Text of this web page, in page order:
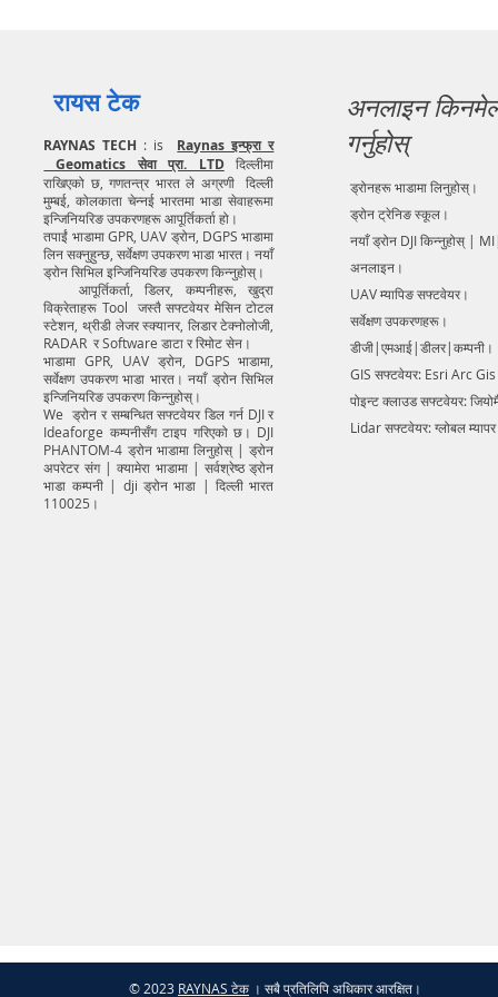
रायस टेक
RAYNAS TECH : is Raynas इन्फ्रा र
Geomatics सेवा प्रा. LTDदिल्लीमा
राखिएको छ, गणतन्त्र भारत ले अग्रणी दिल्ली
मुम्बई, कोलकाता चेन्नई भारतमा भाडा सेवाहरूमा
इन्जिनियरिङ उपकरणहरू आपूर्तिकर्ता हो।
तपाईं भाडामा GPR, UAV ड्रोन, DGPS भाडामा
लिन सक्नुहुन्छ, सर्वेक्षण उपकरण भाडा भारत। नयाँ
ड्रोन सिभिल इन्जिनियरिङ उपकरण किन्नुहोस्।
आपूर्तिकर्ता, डिलर, कम्पनीहरू, खुद्रा
विक्रेताहरू Tool जस्तै सफ्टवेयर मेसिन टोटल
स्टेशन, थ्रीडी लेजर स्क्यानर, लिडार टेक्नोलोजी,
RADAR र Software डाटा र रिमोट सेन।
भाडामा GPR, UAV ड्रोन, DGPS भाडामा,
सर्वेक्षण उपकरण भाडा भारत। नयाँ ड्रोन सिभिल
इन्जिनियरिङ उपकरण किन्नुहोस्।
We ड्रोन र सम्बन्धित सफ्टवेयर डिल गर्न DJI र
Ideaforge कम्पनीसँग टाइप गरिएको छ। DJI
PHANTOM-4 ड्रोन भाडामा लिनुहोस् | ड्रोन
अपरेटर संग | क्यामेरा भाडामा | सर्वश्रेष्ठ ड्रोन
भाडा कम्पनी | dji ड्रोन भाडा | दिल्ली भारत
110025।
अनलाइन
गर्नुहोस्
ड्रोनहरू भाडामा लिनुहोस्।
ड्रोन ट्रेनिङ स्कूल।
नयाँ ड्रोन DJI किन्नुहोस् |
अनलाइन।
UAV म्यापिङ सफ्टवेयर।
सर्वेक्षण उपकरणहरू।
डीजी|एमआई|डीलर|कम्पनी।
GIS सफ्टवेयर: Esri Arc
पोइन्ट क्लाउड सफ्टवेयर:
Lidar सफ्टवेयर: ग्लोबल
© 2023 RAYNAS टेक । सबै प्रतिलिपि अधिकार आरक्षित।